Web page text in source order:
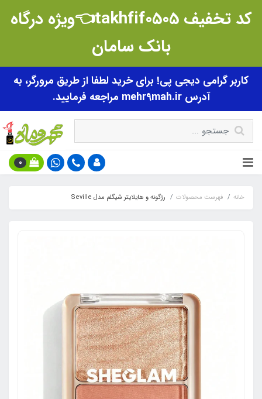
کد تخفیف takhfif0505👈ویژه درگاه
بانک سامان
کاربر گرامی دیجی پی! برای خرید لطفا از طریق مرورگر، به
آدرس mehr9mah.ir مراجعه فرمایید.
0
خانه فهرست محصولات رژگونه و هایلایتر شیگلم مدل Seville